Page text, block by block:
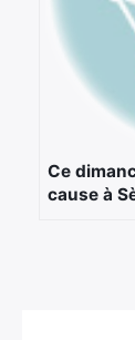
Ce
cause à